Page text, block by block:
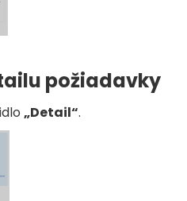
požiadavky
„Detail“.